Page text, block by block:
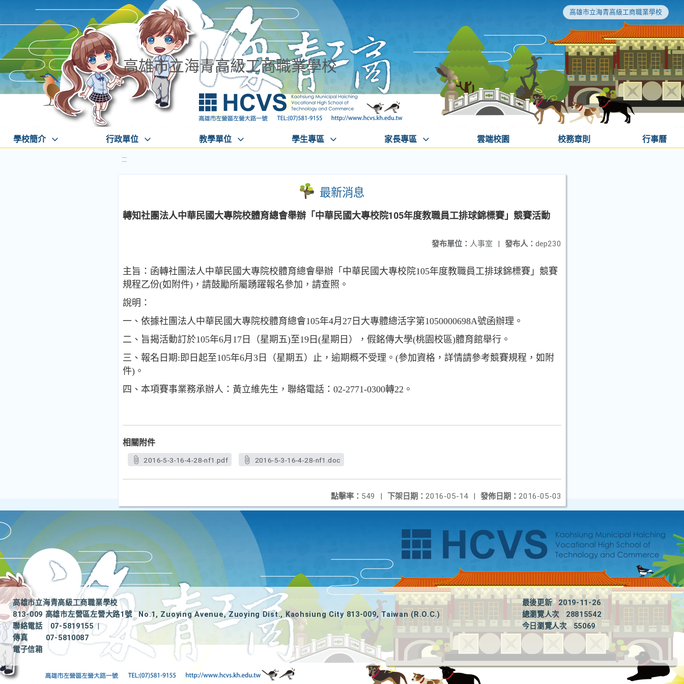
高雄市立海青高級工商職業學校
高雄市立海青高級工商職業學校
學校簡介 行政單位 教學單位 學生專區 家長專區 雲端校園 校務章則 行事曆
:::
最新消息
轉知社團法人中華民國大專院校體育總會舉辦「中華民國大專校院105年度教職員工排球錦標賽」競賽活動
發布人： dep230
發布單位： 人事室 |
主旨：函轉社團法人中華民國大專院校體育總會舉辦「中華民國大專校院105年度教職員工排球錦標賽」競賽
規程乙份(如附件)，請鼓勵所屬踴躍報名參加，請查照。
說明：
一、依據社團法人中華民國大專院校體育總會105年4月27日大專體總活字第1050000698A號函辦理。
二、旨揭活動訂於105年6月17日（星期五)至19日(星期日），假銘傳大學(桃園校區)體育館舉行。
三、報名日期:即日起至105年6月3日（星期五）止，逾期概不受理。(參加資格，詳情請參考競賽規程，如附
件)。
四、本項賽事業務承辦人：黃立維先生，聯絡電話：02-2771-0300轉22。
相關附件
2016-5-3-16-4-28-nf1.pdf 2016-5-3-16-4-28-nf1.doc
發佈日期： 2016-05-03
下架日期： 2016-05-14 |
點擊率： 549 |
高雄市立海青高級工商職業學校
813-009 高雄市左營區左營大路1號
No.1, Zuoying Avenue, Zuoying Dist., Kaohsiung City 813-009, Taiwan (R.O.C.)
聯絡電話
07-5819155
|
傳真
07-5810087
電子信箱
最後更新
2019-11-26
總瀏覽人次
28815542
今日瀏覽人次
55069